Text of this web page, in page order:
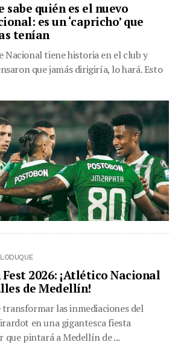
sabe quién es el nuevo
es un ‘capricho’ que
tenían
Nacional tiene historia en el club y
que jamás dirigiría, lo hará. Esto
2026: ¡Atlético Nacional
de Medellín!
las inmediaciones del
en una gigantesca fiesta
que pintará a Medellín de ...